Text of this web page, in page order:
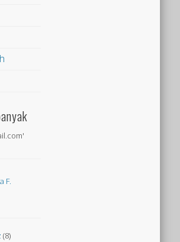
F.
(8)